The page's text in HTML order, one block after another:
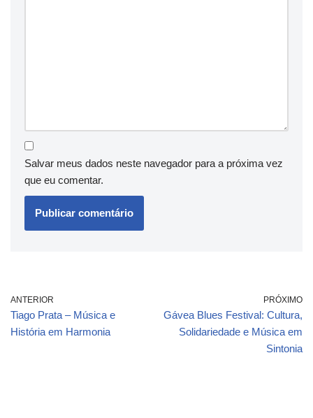
Salvar meus dados neste navegador para a próxima vez
que eu comentar.
ANTERIOR
Tiago Prata – Música e
História em Harmonia
PRÓXIMO
Gávea Blues Festival: Cultura,
Solidariedade e Música em
Sintonia